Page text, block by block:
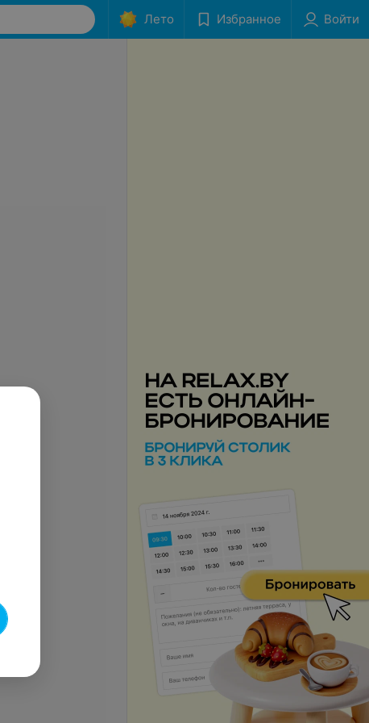
Лето Избранное Войти